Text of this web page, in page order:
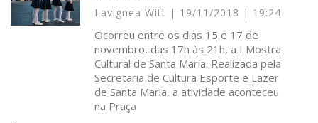
Lavignea Witt 19/11/2018 19:24
Ocorreu entre os dias 15 e 17 de
novembro, das 17h às 21h, a I Mostra
Cultural de Santa Maria. Realizada pela
Secretaria de Cultura Esporte e Lazer
de Santa Maria, a atividade aconteceu
na Praça